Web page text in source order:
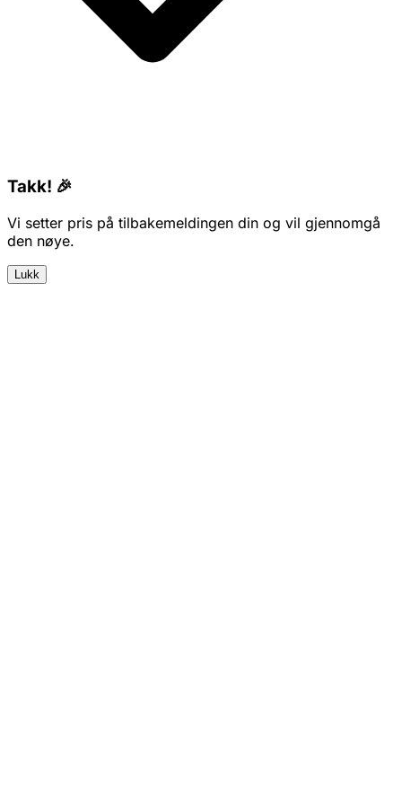
Takk! 🎉
Vi setter pris på tilbakemeldingen din og vil gjennomgå
den nøye.
Lukk